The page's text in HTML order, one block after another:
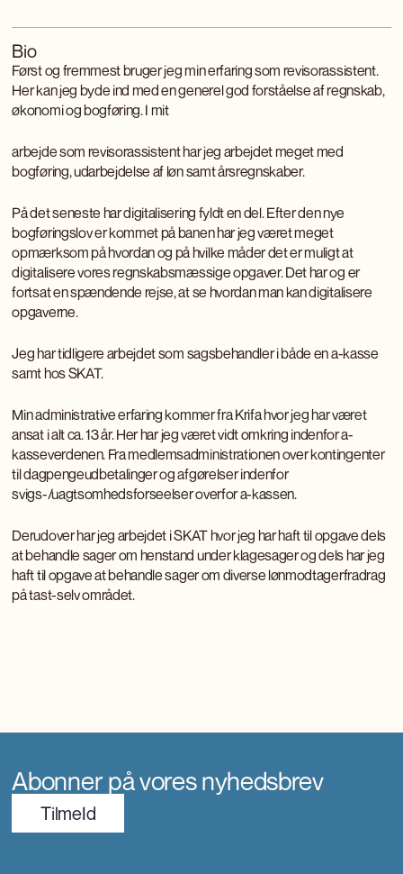
Bio
Først og fremmest bruger jeg min erfaring som revisorassistent.
Her kan jeg byde ind med en generel god forståelse af regnskab,
økonomi og bogføring. I mit
arbejde som revisorassistent har jeg arbejdet meget med
bogføring, udarbejdelse af løn samt årsregnskaber.
På det seneste har digitalisering fyldt en del. Efter den nye
bogføringslov er kommet på banen har jeg været meget
opmærksom på hvordan og på hvilke måder det er muligt at
digitalisere vores regnskabsmæssige opgaver. Det har og er
fortsat en spændende rejse, at se hvordan man kan digitalisere
opgaverne.
Jeg har tidligere arbejdet som sagsbehandler i både en a-kasse
samt hos SKAT.
Min administrative erfaring kommer fra Krifa hvor jeg har været
ansat i alt ca. 13 år. Her har jeg været vidt omkring indenfor a-
kasseverdenen. Fra medlemsadministrationen over kontingenter
til dagpengeudbetalinger og afgørelser indenfor
svigs-/uagtsomhedsforseelser overfor a-kassen.
Derudover har jeg arbejdet i SKAT hvor jeg har haft til opgave dels
at behandle sager om henstand under klagesager og dels har jeg
haft til opgave at behandle sager om diverse lønmodtagerfradrag
på tast-selv området.
Abonner på vores nyhedsbrev
TilmeId